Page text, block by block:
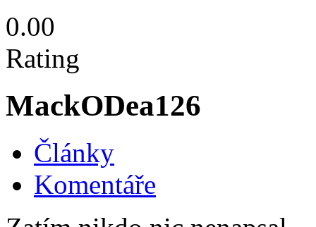
0.00
Rating
MackODea126
Články
Komentáře